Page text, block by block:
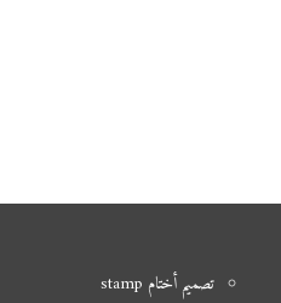
تصميم أختام stamp